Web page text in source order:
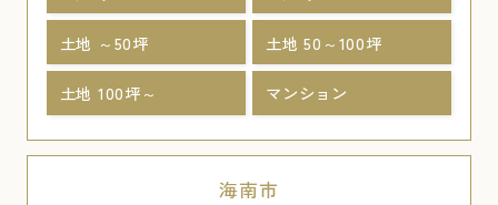
土地 ～50坪 土地 50～100坪
土地 100坪～ マンション
海南市